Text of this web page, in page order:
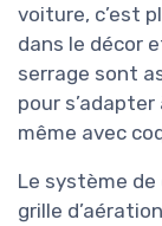
voiture, c’est
dans le décor
serrage sont
pour
même avec
Le système de
grille